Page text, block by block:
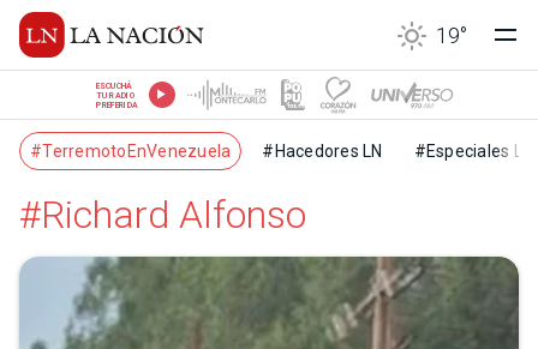
19°
ESCUCHÁ
TU RADIO
PREFERIDA
#TerremotoEnVenezuela #Hacedores LN #Especiales LN
#Richard Alfonso